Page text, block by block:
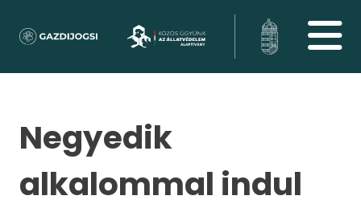
Negyedik
alkalommal indul